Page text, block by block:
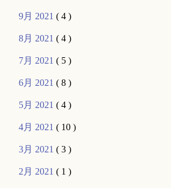
9月 2021( 4 )
8月 2021( 4 )
7月 2021( 5 )
6月 2021( 8 )
5月 2021( 4 )
4月 2021( 10 )
3月 2021( 3 )
2月 2021( 1 )